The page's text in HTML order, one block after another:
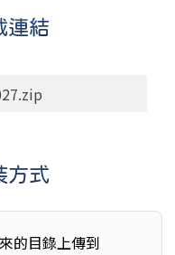
連結
方式
的目錄上傳到